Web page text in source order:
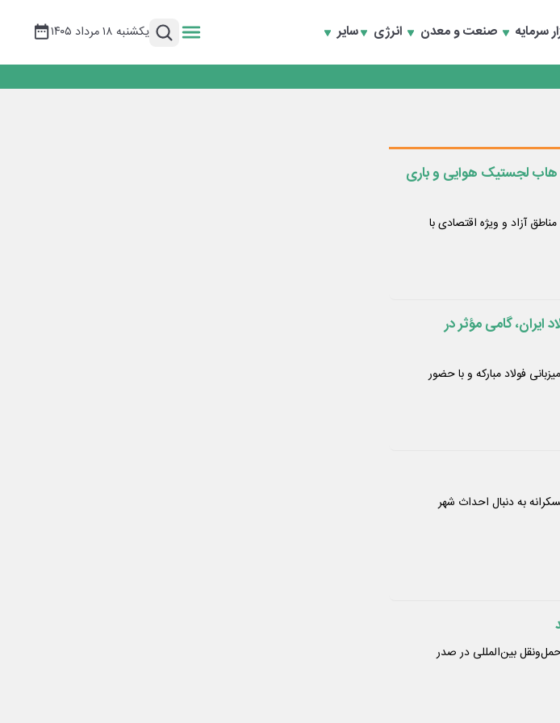
سرمایه صنعت و معدن انرژی سایر یکشنبه ۱۸ مرداد ۱۴۰۵
هاب لجستیک هوایی و باری
آزاد و ویژه اقتصادی با
گامی مؤثر در
فولاد مبارکه و با حضور
به دنبال احداث شهر
بین‌المللی در صدر